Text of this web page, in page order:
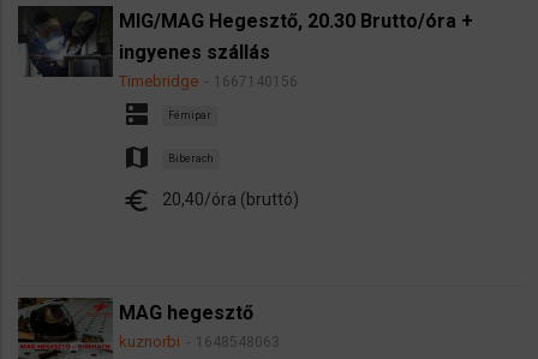
MIG/MAG Hegesztő, 20.30 Brutto/óra +
ingyenes szállás
Timebridge 1667140156
dns Fémipar
map Biberach
euro 20,40/óra (bruttó)
MAG hegesztő
kuznorbi 1648548063